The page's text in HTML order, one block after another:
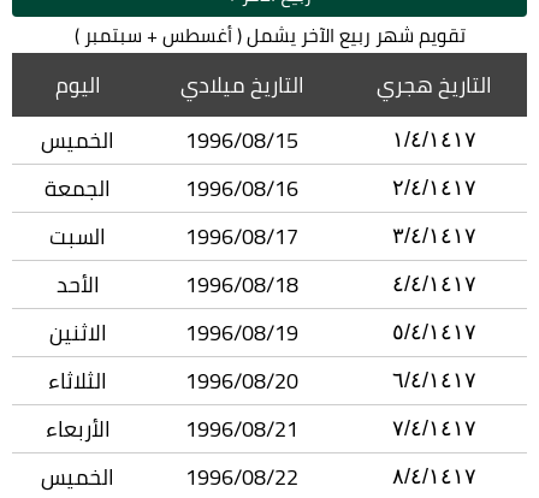
تقويم شهر ربيع الآخر يشمل ( أغسطس + سبتمبر )
التاريخ هجري التاريخ ميلادي اليوم
١/٤/١٤١٧ 1996/08/15 الخميس
٢/٤/١٤١٧ 1996/08/16 الجمعة
٣/٤/١٤١٧ 1996/08/17 السبت
٤/٤/١٤١٧ 1996/08/18 الأحد
٥/٤/١٤١٧ 1996/08/19 الاثنين
٦/٤/١٤١٧ 1996/08/20 الثلاثاء
٧/٤/١٤١٧ 1996/08/21 الأربعاء
٨/٤/١٤١٧ 1996/08/22 الخميس